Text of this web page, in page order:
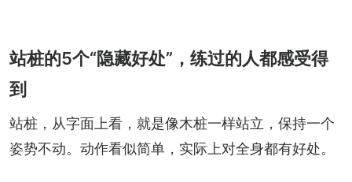
站桩的5个“隐藏好处”，练过的人都感受得
到
站桩，从字面上看，就是像木桩一样站立，保持一个
姿势不动。动作看似简单，实际上对全身都有好处。